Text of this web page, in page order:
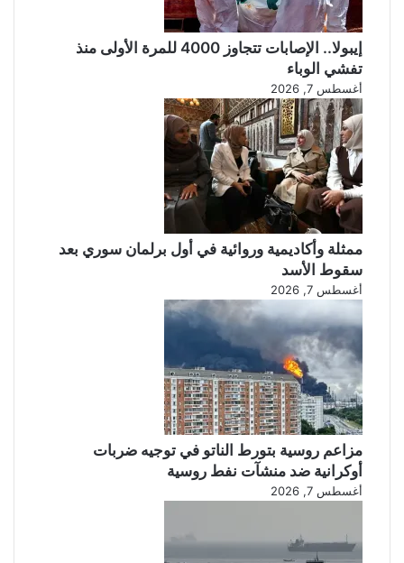
إيبولا.. الإصابات تتجاوز 4000 للمرة الأولى منذ
تفشي الوباء
أغسطس 7, 2026
ممثلة وأكاديمية وروائية في أول برلمان سوري بعد
سقوط الأسد
أغسطس 7, 2026
مزاعم روسية بتورط الناتو في توجيه ضربات
أوكرانية ضد منشآت نفط روسية
أغسطس 7, 2026